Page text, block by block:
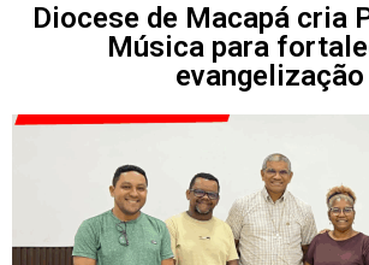
Diocese de Macapá cria
Música para
evangelização